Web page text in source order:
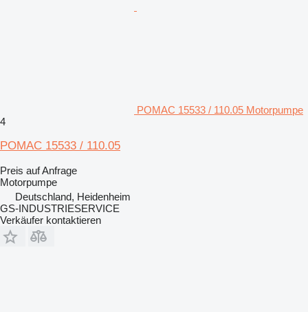
POMAC 15533 / 110.05 Motorpumpe
4
POMAC 15533 / 110.05
Preis auf Anfrage
Motorpumpe
Deutschland, Heidenheim
GS-INDUSTRIESERVICE
Verkäufer kontaktieren